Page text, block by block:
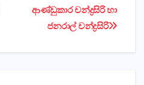
ආණ්‌ඩුකාර චන්ද්‍රසිරි හා
ජනරාල් චන්ද්‍රසිරි